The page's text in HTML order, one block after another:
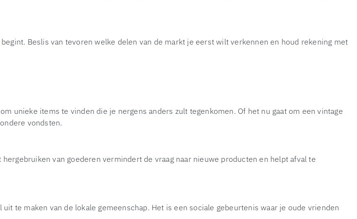
Beslis van tevoren welke delen van de markt je eerst wilt verkennen en houd rekening met
unieke items te vinden die je nergens anders zult tegenkomen. Of het nu gaat om een vintage
vondsten.
van goederen vermindert de vraag naar nieuwe producten en helpt afval te
te maken van de lokale gemeenschap. Het is een sociale gebeurtenis waar je oude vrienden